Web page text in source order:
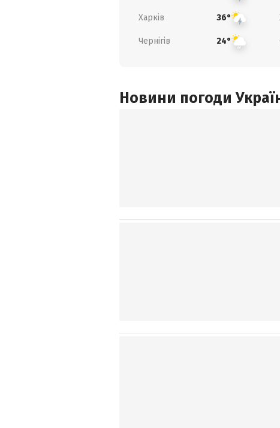
Харків 36°
Чернігів 24°
Новини погоди